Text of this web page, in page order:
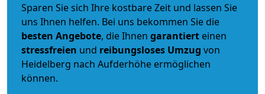
Sparen Sie sich Ihre kostbare Zeit und lassen Sie
uns Ihnen helfen. Bei uns bekommen Sie die
besten Angebote, die Ihnen garantiert einen
stressfreien und reibungsloses Umzug von
Heidelberg nach Aufderhöhe ermöglichen
können.